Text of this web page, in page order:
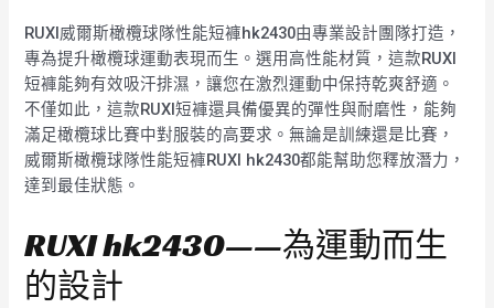
RUXI威爾斯橄欖球隊性能短褲hk2430由專業設計團隊打造，
專為提升橄欖球運動表現而生。選用高性能材質，這款RUXI
短褲能夠有效吸汗排濕，讓您在激烈運動中保持乾爽舒適。
不僅如此，這款RUXI短褲還具備優異的彈性與耐磨性，能夠
滿足橄欖球比賽中對服裝的高要求。無論是訓練還是比賽，
威爾斯橄欖球隊性能短褲RUXI hk2430都能幫助您釋放潛力，
達到最佳狀態。
RUXI hk2430——為運動而生
的設計